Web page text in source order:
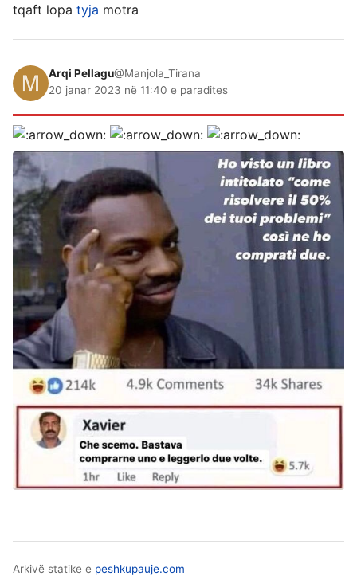
tqaft lopa tyja motra
Arqi Pellagu@Manjola_Tirana
20 janar 2023 në 11:40 e paradites
Arkivë statike e peshkupauje.com